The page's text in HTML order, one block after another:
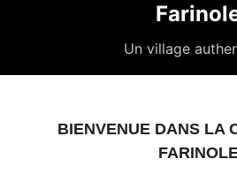
Un village
BIENVENUE DANS LA